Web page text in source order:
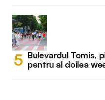
Bulevardul Tomis,
pentru al doilea